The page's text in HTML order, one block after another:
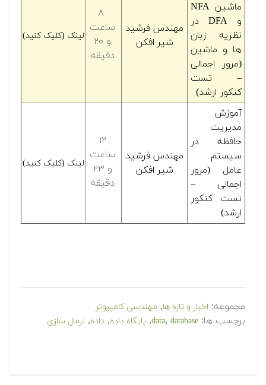
ماشین NFA
و DFA در
نظریه زبان
ها و ماشین
(مرور اجمالی
– تست
کنکور ارشد)
مهندس فرشید
شیر افکن
۸
ساعت
و ۲۰
دقیقه
لینک (کلیک کنید)
آموزش
مدیریت
حافظه در
سیستم
عامل (مرور
اجمالی –
تست کنکور
ارشد)
مهندس فرشید
شیر افکن
۱۲
ساعت
و ۲۳
دقیقه
لینک (کلیک کنید)
مجموعه: اخبار و تازه ها, مهندسی کامپیوتر
برچسب ها: data, database
, پایگاه داده, داده, نرمال سازی